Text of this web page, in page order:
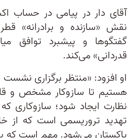
آقای دار در پیامی در حساب
نقش «سازنده و برادرانه»
گفتگوها و پیشبرد توافق
قدردانی» می‌کند.
او افزود: «منتظر برگزاری نشست
هستیم تا سازوکار مشخص و
نظارت ایجاد شود؛ سازوکاری
تهدید تروریسمی است که از